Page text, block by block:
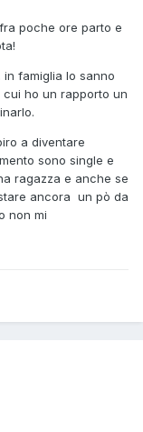
poche ore parto e
famiglia lo sanno
ho un rapporto un
a diventare
sono single e
ragazza e anche se
ancora un pò da
non mi